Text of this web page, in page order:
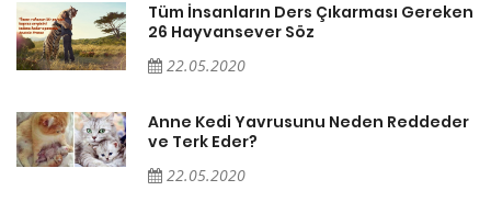
Tüm İnsanların Ders Çıkarması Gereken
26 Hayvansever Söz
22.05.2020
Anne Kedi Yavrusunu Neden Reddeder
ve Terk Eder?
22.05.2020